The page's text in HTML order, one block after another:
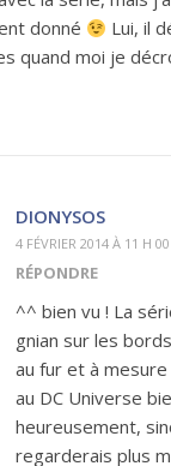
donné
Lui, il
quand moi je
DIONYSOS
4 FÉVRIER 2014 À 11 H
RÉPONDRE
^^ bien vu ! La
gnian sur les
au fur et à
au DC Universe
heureusement,
regarderais plus